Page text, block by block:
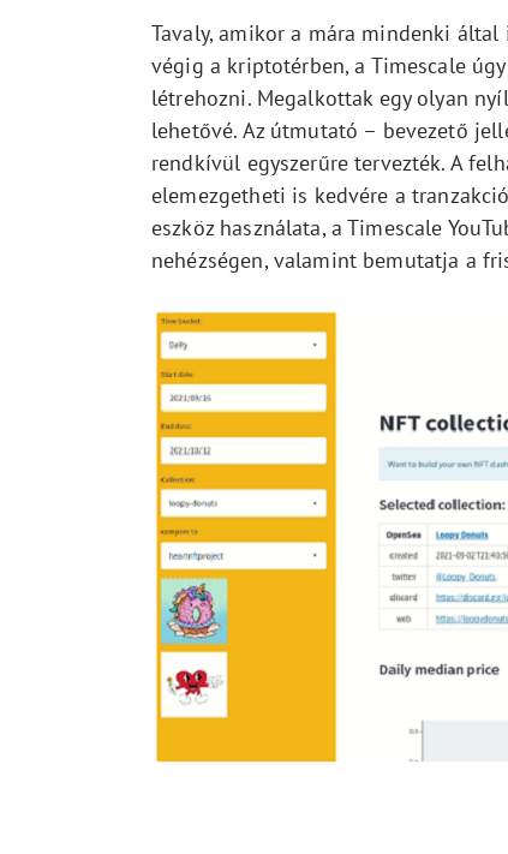
Tavaly, amikor a mára mindenki
végig a kriptotérben, a Timescale
létrehozni. Megalkottak egy olyan
lehetővé. Az útmutató – bevezető
rendkívül egyszerűre tervezték. A
elemezgetheti is kedvére a
eszköz használata, a Timescale
nehézségen, valamint bemutatja a